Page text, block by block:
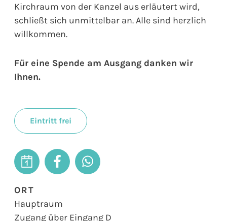
Kirchraum von der Kanzel aus erläutert wird,
schließt sich unmittelbar an. Alle sind herzlich
willkommen.
Für eine Spende am Ausgang danken wir
Ihnen.
Eintritt frei
ORT
Hauptraum
Zugang über Eingang D